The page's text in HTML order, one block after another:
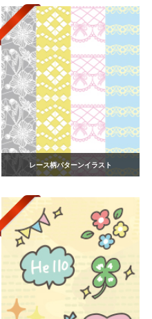
レース柄パターンイラスト